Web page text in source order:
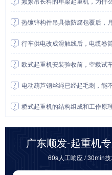
热镀锌构件吊具做防腐包覆后，
行车供电改成滑触线后，电缆卷
欧式起重机安装验收前，空载试
电动葫芦钢丝绳已经起毛刺，能
桥式起重机的结构组成和工作原
广东顺发-起重机
60s人工响应 / 30min